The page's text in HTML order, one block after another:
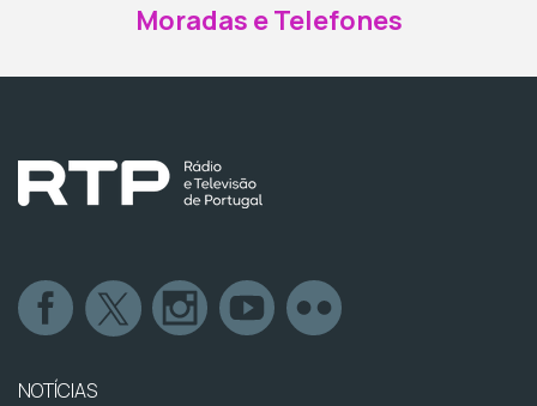
Moradas e Telefones
NOTÍCIAS